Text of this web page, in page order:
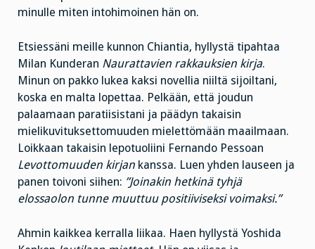
minulle miten intohimoinen hän on.
Etsiessäni meille kunnon Chiantia, hyllystä tipahtaa
Milan Kunderan Naurattavien rakkauksien kirja.
Minun on pakko lukea kaksi novellia niiltä sijoiltani,
koska en malta lopettaa. Pelkään, että joudun
palaamaan paratiisistani ja päädyn takaisin
mielikuvituksettomuuden mielettömään maailmaan.
Loikkaan takaisin lepotuoliini Fernando Pessoan
Levottomuuden kirjan kanssa. Luen yhden lauseen ja
panen toivoni siihen: ”Joinakin hetkinä tyhjä
elossaolon tunne muuttuu positiiviseksi voimaksi.”
Ahmin kaikkea kerralla liikaa. Haen hyllystä Yoshida